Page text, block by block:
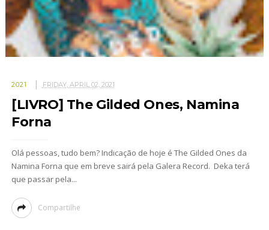
2021 FRIDAY, APRIL 02, 2021
[LIVRO] The Gilded Ones, Namina
Forna
Olá pessoas, tudo bem? Indicação de hoje é The Gilded Ones da
Namina Forna que em breve sairá pela Galera Record. Deka terá
que passar pela...
Compartilhe